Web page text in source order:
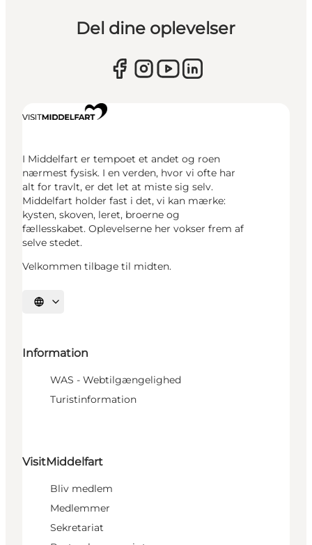
Del dine oplevelser
I Middelfart er tempoet et andet og roen
nærmest fysisk. I en verden, hvor vi ofte har
alt for travlt, er det let at miste sig selv.
Middelfart holder fast i det, vi kan mærke:
kysten, skoven, leret, broerne og
fællesskabet. Oplevelserne her vokser frem af
selve stedet.
Velkommen tilbage til midten.
Vælg sprog
Information
WAS - Webtilgængelighed
Turistinformation
VisitMiddelfart
Bliv medlem
Medlemmer
Sekretariat